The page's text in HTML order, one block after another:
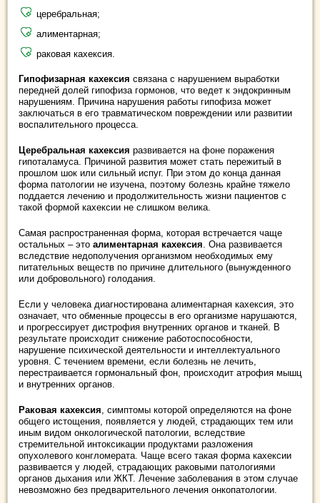
церебральная;
алиментарная;
раковая кахексия.
Гипофизарная кахексия связана с нарушением выработки
передней долей гипофиза гормонов, что ведет к эндокринным
нарушениям. Причина нарушения работы гипофиза может
заключаться в его травматическом повреждении или развитии
воспалительного процесса.
Церебральная кахексия развивается на фоне поражения
гипоталамуса. Причиной развития может стать пережитый в
прошлом шок или сильный испуг. При этом до конца данная
форма патологии не изучена, поэтому болезнь крайне тяжело
поддается лечению и продолжительность жизни пациентов с
такой формой кахексии не слишком велика.
Самая распространенная форма, которая встречается чаще
остальных – это алиментарная кахексия . Она развивается
вследствие недополучения организмом необходимых ему
питательных веществ по причине длительного (вынужденного
или добровольного) голодания.
Если у человека диагностирована алиментарная кахексия, это
означает, что обменные процессы в его организме нарушаются,
и прогрессирует дистрофия внутренних органов и тканей. В
результате происходит снижение работоспособности,
нарушение психической деятельности и интеллектуального
уровня. С течением времени, если болезнь не лечить,
перестраивается гормональный фон, происходит атрофия мышц
и внутренних органов.
Раковая кахексия , симптомы которой определяются на фоне
общего истощения, появляется у людей, страдающих тем или
иным видом онкологической патологии, вследствие
стремительной интоксикации продуктами разложения
опухолевого конгломерата. Чаще всего такая форма кахексии
развивается у людей, страдающих раковыми патологиями
органов дыхания или ЖКТ. Лечение заболевания в этом случае
невозможно без предварительного лечения онкопатологии.